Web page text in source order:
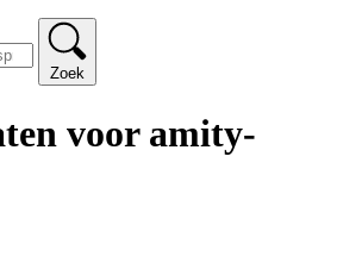
Zoek
voor amity-